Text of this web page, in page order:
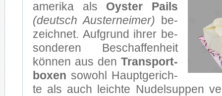
ame­ri­ka als Oys­ter Pails
(deutsch Aus­tern­ei­mer) be­
zeich­net. Auf­grund ih­rer be­
son­de­ren Be­schaf­fen­heit
kön­nen aus den Trans­port­
bo­xen so­wohl Haupt­ge­rich­
te als auch leich­te Nu­del­sup­pen